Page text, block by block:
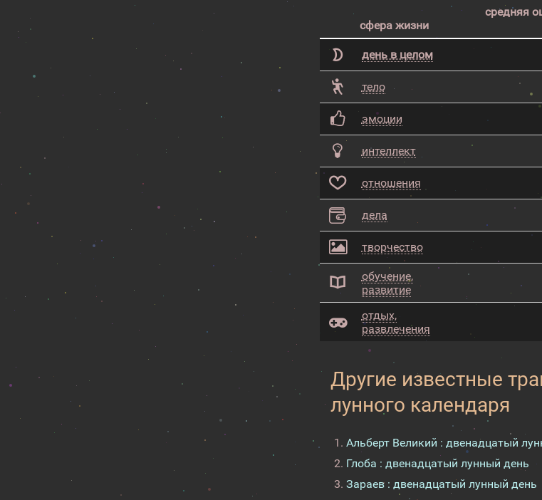
сфера жизни
средняя
день в целом
тело
эмоции
интеллект
отношения
дела
творчество
обучение,
развитие
отдых,
развлечения
Другие известные
лунного календаря
Альберт Великий : двенадцатый
Глоба : двенадцатый лунный день
Зараев : двенадцатый лунный день